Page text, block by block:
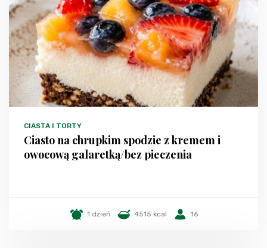
CIASTA I TORTY
Ciasto na chrupkim spodzie z kremem i
owocową galaretką/bez pieczenia
1 dzień 4515 kcal 16